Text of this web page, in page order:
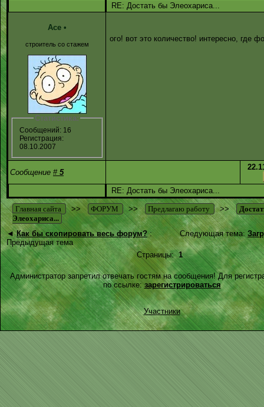
RE: Достать бы Элеохариса...
Ace •
строитель со стажем
Статистика:
Сообщений: 16
Регистрация:
08.10.2007
ого! вот это количество! интересно, где
Сообщение # 5
RE: Достать бы Элеохариса...
Главная сайта >> ФОРУМ >> Предлагаю работу >>
Элеохариса...
◄Как бы скопировать весь форум?:
Предыдущая тема
Следующая тема:
Страницы:1
Администратор запретил отвечать гостям на сообщения! Для
по ссылке:зарегистрироваться
Участники